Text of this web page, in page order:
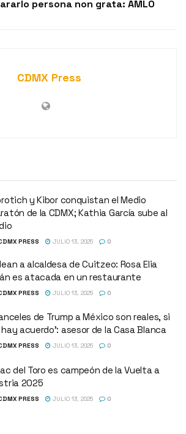
persona non grata: AMLO
CDMX Press
y Kibor conquistan el Medio
de la CDMX; Kathia García sube al
PRESS JULIO 13, 2025 0
a alcaldesa de Cuitzeo: Rosa Elia
es atacada en un restaurante
PRESS JULIO 13, 2025 0
de Trump a México son reales, si
acuerdo’: asesor de la Casa Blanca
PRESS JULIO 13, 2025 0
del Toro es campeón de la Vuelta a
2025
PRESS JULIO 13, 2025 0